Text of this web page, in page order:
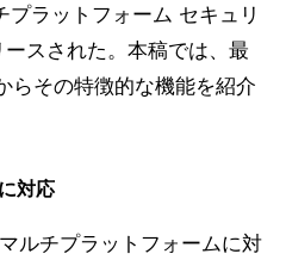
ラットフォーム セキュリ
スされた。本稿では、最
らその特徴的な機能を紹介
対応
ルチプラットフォームに対